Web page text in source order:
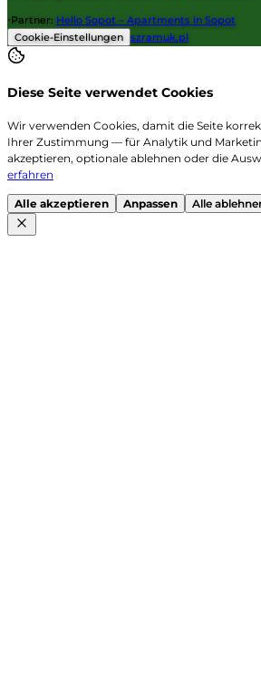
·Partner: Hello Sopot – Apartments in Sopot
Cookie-Einstellungen szramuk.pl
Diese Seite verwendet Cookies
Wir verwenden Cookies, damit die Seite
Ihrer Zustimmung — für Analytik und
akzeptieren, optionale ablehnen oder die
erfahren
Alle akzeptieren Anpassen Alle